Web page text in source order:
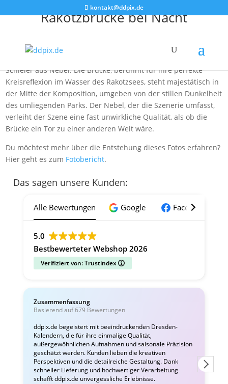
kontakt@ddpix.de
Rakotzbrücke bei Nacht
Rakotzbrücke, auch bekannt als Teufelsbrücke, in einem
geheimnisvollen Licht erscheint, eingehüllt in einen zarten
Schleier aus Nebel. Die Brücke, berühmt für ihre perfekte
Kreisreflexion im Wasser des Rakotzsees, steht majestätisch in
der Mitte der Komposition, umgeben von der stillen Dunkelheit
des umliegenden Parks. Der Nebel, der die Szenerie umfasst,
verleiht der Szene eine fast unwirkliche Qualität, als ob die
Brücke ein Tor zu einer anderen Welt wäre.
Du möchtest mehr über die Entstehung dieses Fotos erfahren?
Hier geht es zum Fotobericht.
Das sagen unsere Kunden:
Alle Bewertungen Google Facebook
5.0
Bestbewerteter Webshop 2026
Verifiziert von: Trustindex
Zusammenfassung
Basierend auf 679 Bewertungen
ddpix.de begeistert mit beeindruckenden Dresden-
Kalendern, die für ihre einmalige Qualität,
außergewöhnlichen Aufnahmen und saisonale Präzision
geschätzt werden. Kunden lieben die kreativen
Perspektiven und die detailreiche Gestaltung. Dank
schneller Lieferung und hochwertiger Verarbeitung
schafft ddpix.de unvergessliche Erlebnisse.